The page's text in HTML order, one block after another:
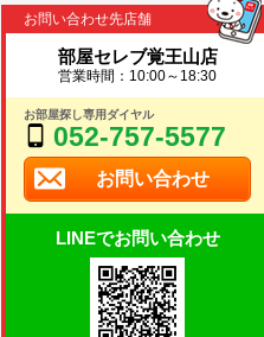
お問い合わせ先店舗
部屋セレブ覚王山店
営業時間：10:00～18:30
お部屋探し専用ダイヤル
052-757-5577
お問い合わせ
LINEでお問い合わせ